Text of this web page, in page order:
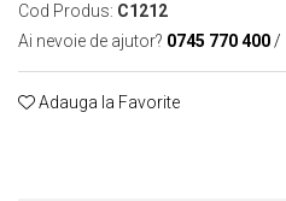
Macarale portal
Senzori
Senzori cu fir (Wired)
Cod Produs: C1212
Ai nevoie de ajutor? 0745 770 400/
Adauga la Favorite